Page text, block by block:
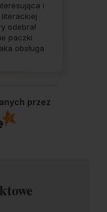
i
literackiej
odebrał
paczki
obsługa
aby
Nigdy
przez